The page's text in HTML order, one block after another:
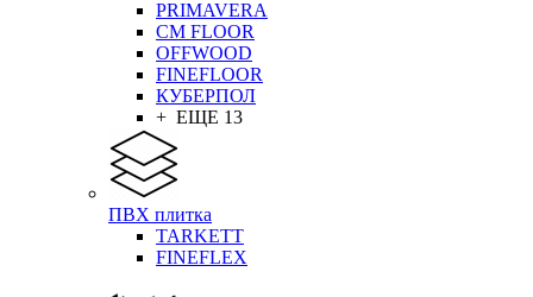
PRIMAVERA
CM FLOOR
OFFWOOD
FINEFLOOR
КУБЕРПОЛ
+ ЕЩЕ 13
ПВХ плитка
TARKETT
FINEFLEX